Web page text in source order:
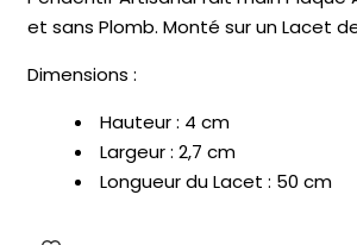
et sans Plomb. Monté sur un Lacet
Dimensions :
Hauteur : 4 cm
Largeur : 2,7 cm
Longueur du Lacet : 50 cm